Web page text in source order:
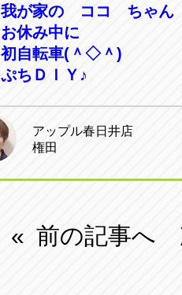
我が家の ココ ちゃん
お休み中に
初自転車(＾◇＾)
ぷちＤＩＹ♪
アップル春日井店
権田
« 前の記事へ